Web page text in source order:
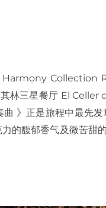
Collection
林三星餐厅 El Celler
》正是旅程中最先发
的馥郁香气及微苦甜